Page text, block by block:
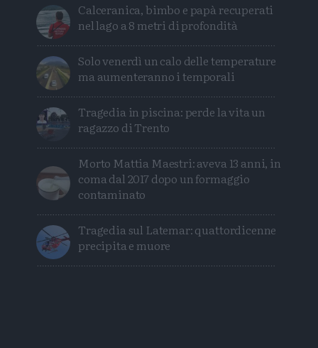
Calceranica, bimbo e papà recuperati
nel lago a 8 metri di profondità
Solo venerdì un calo delle temperature
ma aumenteranno i temporali
Tragedia in piscina: perde la vita un
ragazzo di Trento
Morto Mattia Maestri: aveva 13 anni, in
coma dal 2017 dopo un formaggio
contaminato
Tragedia sul Latemar: quattordicenne
precipita e muore